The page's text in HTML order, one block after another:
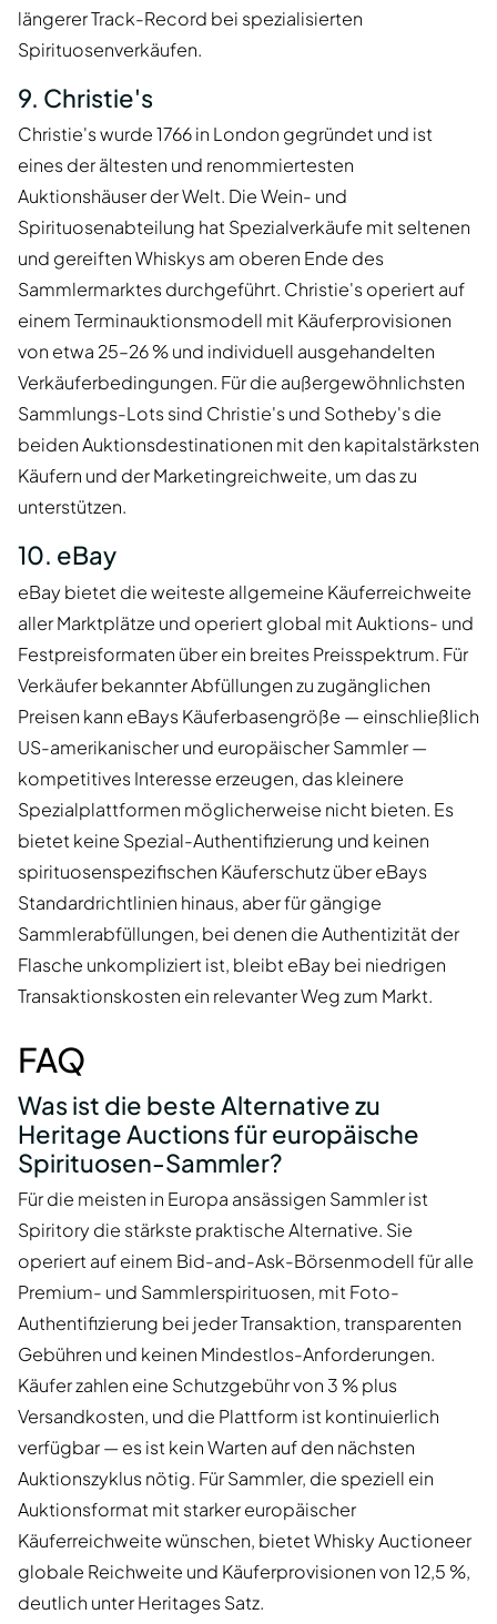
längerer Track-Record bei spezialisierten
Spirituosenverkäufen.
9. Christie's
Christie's wurde 1766 in London gegründet und ist
eines der ältesten und renommiertesten
Auktionshäuser der Welt. Die Wein- und
Spirituosenabteilung hat Spezialverkäufe mit seltenen
und gereiften Whiskys am oberen Ende des
Sammlermarktes durchgeführt. Christie's operiert auf
einem Terminauktionsmodell mit Käuferprovisionen
von etwa 25–26 % und individuell ausgehandelten
Verkäuferbedingungen. Für die außergewöhnlichsten
Sammlungs-Lots sind Christie's und Sotheby's die
beiden Auktionsdestinationen mit den kapitalstärksten
Käufern und der Marketingreichweite, um das zu
unterstützen.
10. eBay
eBay bietet die weiteste allgemeine Käuferreichweite
aller Marktplätze und operiert global mit Auktions- und
Festpreisformaten über ein breites Preisspektrum. Für
Verkäufer bekannter Abfüllungen zu zugänglichen
Preisen kann eBays Käuferbasengröße — einschließlich
US-amerikanischer und europäischer Sammler —
kompetitives Interesse erzeugen, das kleinere
Spezialplattformen möglicherweise nicht bieten. Es
bietet keine Spezial-Authentifizierung und keinen
spirituosenspezifischen Käuferschutz über eBays
Standardrichtlinien hinaus, aber für gängige
Sammlerabfüllungen, bei denen die Authentizität der
Flasche unkompliziert ist, bleibt eBay bei niedrigen
Transaktionskosten ein relevanter Weg zum Markt.
FAQ
Was ist die beste Alternative zu
Heritage Auctions für europäische
Spirituosen-Sammler?
Für die meisten in Europa ansässigen Sammler ist
Spiritory die stärkste praktische Alternative. Sie
operiert auf einem Bid-and-Ask-Börsenmodell für alle
Premium- und Sammlerspirituosen, mit Foto-
Authentifizierung bei jeder Transaktion, transparenten
Gebühren und keinen Mindestlos-Anforderungen.
Käufer zahlen eine Schutzgebühr von 3 % plus
Versandkosten, und die Plattform ist kontinuierlich
verfügbar — es ist kein Warten auf den nächsten
Auktionszyklus nötig. Für Sammler, die speziell ein
Auktionsformat mit starker europäischer
Käuferreichweite wünschen, bietet Whisky Auctioneer
globale Reichweite und Käuferprovisionen von 12,5 %,
deutlich unter Heritages Satz.